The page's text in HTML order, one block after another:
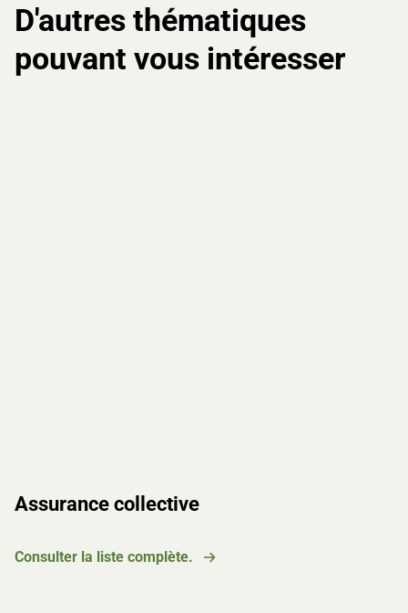
D'autres thématiques
pouvant vous intéresser
Assurance collective
Consulter la liste complète.